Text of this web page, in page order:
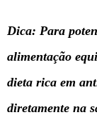
Dica: Para
alimentação
dieta rica em
diretamente na